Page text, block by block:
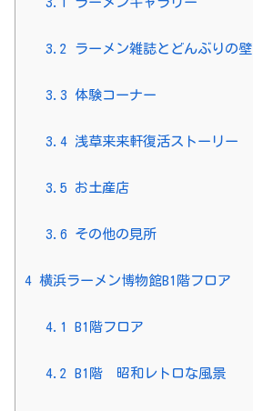
3.2 ラーメン雑誌とどんぶりの壁
3.3 体験コーナー
3.4浅草来来軒復活ストーリー
3.5 お土産店
3.6 その他の見所
4 横浜ラーメン博物館B1階フロア
4.1 B1階フロア
4.2 B1階 昭和レトロな風景